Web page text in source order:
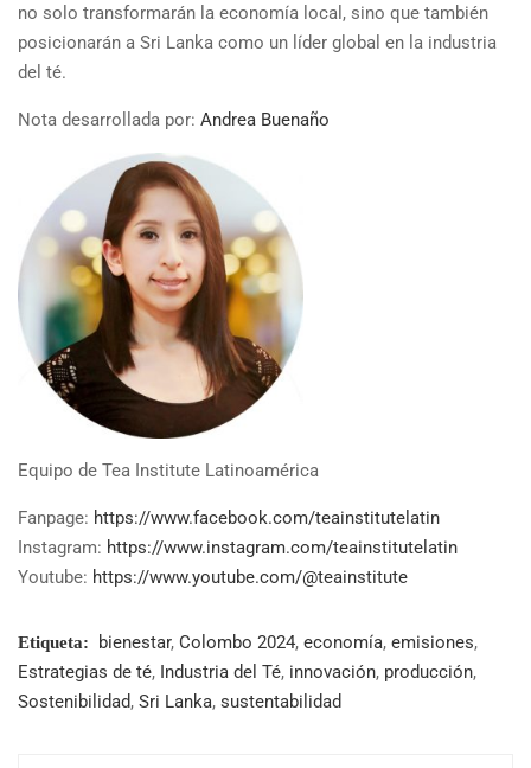
no solo transformarán la economía local, sino que también
posicionarán a Sri Lanka como un líder global en la industria
del té.
Nota desarrollada por: Andrea Buenaño
Equipo de Tea Institute Latinoamérica
Fanpage: https://www.facebook.com/teainstitutelatin
Instagram: https://www.instagram.com/teainstitutelatin
Youtube: https://www.youtube.com/@teainstitute
Etiqueta: bienestar, Colombo 2024, economía, emisiones,
Estrategias de té, Industria del Té, innovación, producción,
Sostenibilidad, Sri Lanka, sustentabilidad